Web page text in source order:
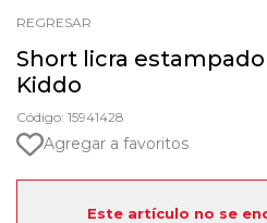
REGRESAR
Short licra
Kiddo
Código: 15941428
Agregar a favoritos
Este artículo no se